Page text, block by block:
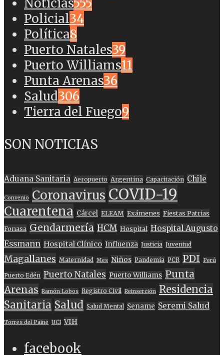
Noticias555
Policial34
Política8
Puerto Natales39
Puerto Williams11
Punta Arenas36
Salud306
Tierra del Fuego9
SON NOTICIAS
Aduana Sanitaria Aeropuerto Argentina Capacitación Chile
Convenio Coronavirus COVID-19
Cuarentena Cárcel ELEAM Exámenes Fiestas Patrias
Fonasa Gendarmería HCM Hospital Hospital Augusto
Essmann Hospital Clínico Influenza Justicia Juventud
Magallanes Maternidad Mes Niños Pandemia PCR PDI Perú
Puerto Edén Puerto Natales Puerto Williams Punta
Arenas Ramón Lobos Registro Civil Reinserción Residencia
Sanitaria Salud Salud Mental Sename Seremi Salud
Torres del Paine UCI VIH
facebook